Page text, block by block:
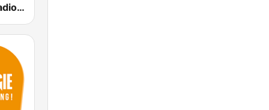
Grand Prix Radio BE